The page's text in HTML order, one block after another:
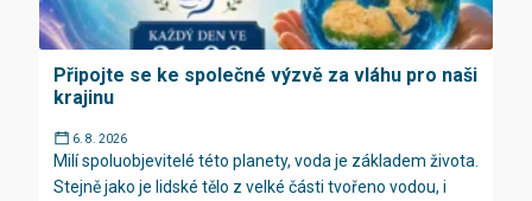
Připojte se ke společné výzvě za vláhu pro naši
krajinu
6. 8. 2026
Milí spoluobjevitelé této planety, voda je základem života.
Stejně jako je lidské tělo z velké části tvořeno vodou, i